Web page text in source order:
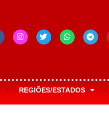
REGIÕES/ESTADOS